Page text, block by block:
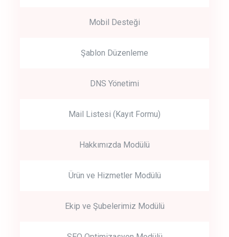
Mobil Desteği
Şablon Düzenleme
DNS Yönetimi
Mail Listesi (Kayıt Formu)
Hakkımızda Modülü
Ürün ve Hizmetler Modülü
Ekip ve Şubelerimiz Modülü